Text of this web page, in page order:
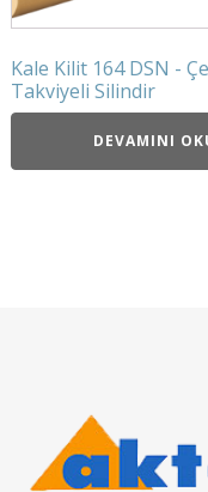
Kale Kilit 164 DSN -
Takviyeli Silindir
DEVAMINI